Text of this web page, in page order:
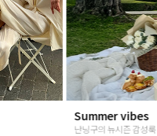
Summer vibes
난닝구의 뉴시즌 감성룩